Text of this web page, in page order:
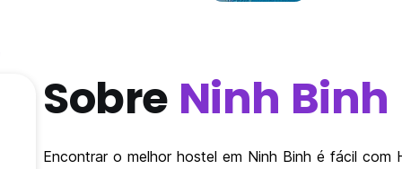
Sobre Ninh Binh
Encontrar o melhor hostel em Ninh Binh é fácil com